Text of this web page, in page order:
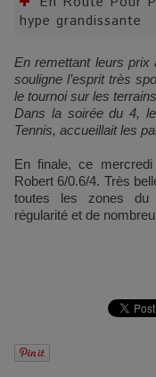
hype grandissante
En remettant leurs prix au vainqueur et au finaliste, Cyril Duret
souligne l’esprit très
le tournoi sur les
Dans la soirée du 4,
Tennis, accueillait les
En finale, ce
Robert 6/0.6/4. Très
toutes les zones du
régularité et de